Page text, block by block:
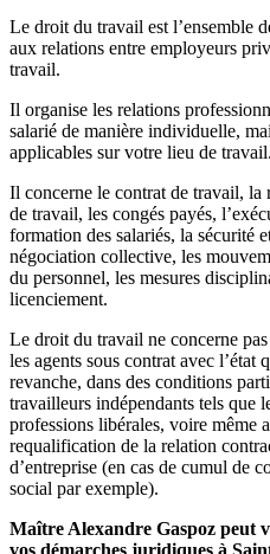
Le droit du travail est l’ensemble
aux relations entre employeurs
travail.
Il organise les relations
salarié de manière individuelle,
applicables sur votre lieu de travail.
Il concerne le contrat de travail, la
de travail, les congés payés,
formation des salariés, la sécurité
négociation collective, les
du personnel, les mesures
licenciement.
Le droit du travail ne concerne
les agents sous contrat avec
revanche, dans des conditions
travailleurs indépendants tels que
professions libérales, voire même
requalification de la relation
d’entreprise (en cas de cumul de
social par exemple).
Maître Alexandre Gaspoz peut